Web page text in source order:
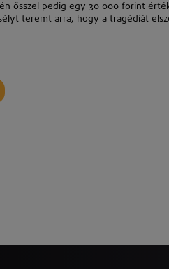
ősszel pedig egy 30 000 forint
teremt arra, hogy a tragédiát